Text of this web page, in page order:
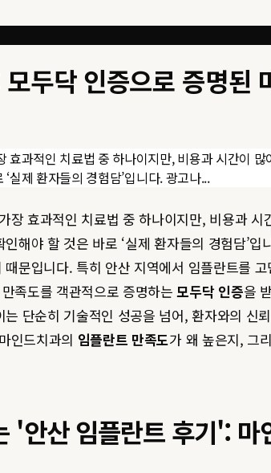
두닥 인증으로 증명된
효과적인 치료법 중 하나이지만, 비용과 시간이
실제 환자들의 경험담’입니다. 광고나...
장 효과적인 치료법 중 하나이지만, 비용과
해야 할 것은 바로 ‘실제 환자들의 경험담’
문입니다. 특히 안산 지역에서 임플란트를
족도를 객관적으로 증명하는모두닥 인증을
는 단순히 기술적인 성공을 넘어, 환자와의
인드치과의 임플란트 만족도가 왜 높은지, 그
'안산 임플란트 후기': 마